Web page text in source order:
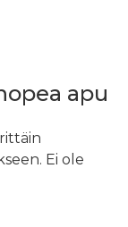
apu
Ei ole